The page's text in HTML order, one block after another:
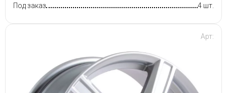
Под заказ 4 шт.
Арт: